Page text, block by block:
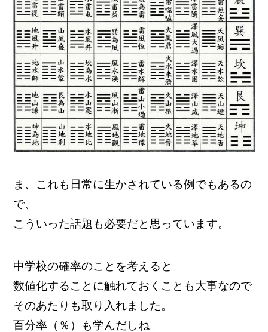
ま、これも日常に生かされている例でもあるの
で、
こういった話題も必要だと思っています。
中学校の確率のことを考えると
数値化することに触れておくことも大事なので
そのあたりも取り入れました。
百分率（％）も学んだしね。